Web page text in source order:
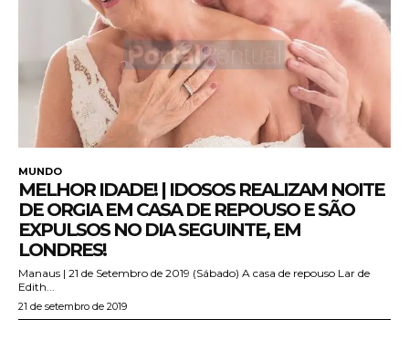
MUNDO
MELHOR IDADE! | IDOSOS REALIZAM NOITE
DE ORGIA EM CASA DE REPOUSO E SÃO
EXPULSOS NO DIA SEGUINTE, EM
LONDRES!
Manaus | 21 de Setembro de 2019 (Sábado) A casa de repouso Lar de
Edith...
21 de setembro de 2019